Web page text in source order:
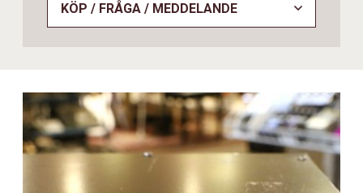
KÖP / FRÅGA / MEDDELANDE